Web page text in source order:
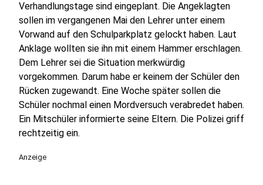
Verhandlungstage sind eingeplant. Die Angeklagten
sollen im vergangenen Mai den Lehrer unter einem
Vorwand auf den Schulparkplatz gelockt haben. Laut
Anklage wollten sie ihn mit einem Hammer erschlagen.
Dem Lehrer sei die Situation merkwürdig
vorgekommen. Darum habe er keinem der Schüler den
Rücken zugewandt. Eine Woche später sollen die
Schüler nochmal einen Mordversuch verabredet haben.
Ein Mitschüler informierte seine Eltern. Die Polizei griff
rechtzeitig ein.
Anzeige